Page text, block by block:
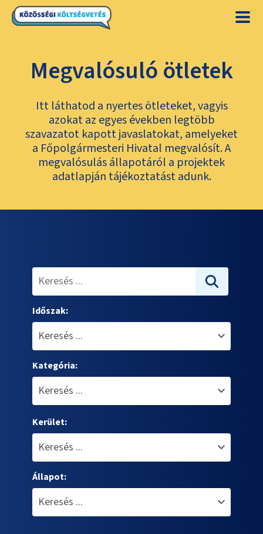
Megvalósuló ötletek
Itt láthatod a nyertes ötleteket, vagyis
azokat az egyes években legtöbb
szavazatot kapott javaslatokat, amelyeket
a Főpolgármesteri Hivatal megvalósít. A
megvalósulás állapotáról a projektek
adatlapján tájékoztatást adunk.
Időszak:
Kategória:
Kerület:
Állapot: